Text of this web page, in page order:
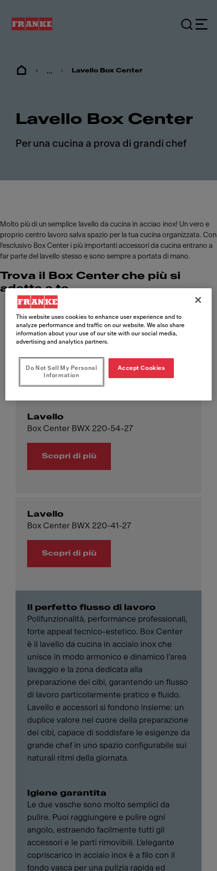
... Lavello Box Center
Lavello Box Center
Per una cucina a prova di grandi chef
Molto più di un semplice lavello da cucina in acciao inox! Un vero e
proprio centro lavoro salva spazio per la tua cucina organizzata. Con
l'esclusivo Box Center i più importanti accessori da cucina entrano a
far parte del lavello stesso e sono sempre a portata di mano.
Trova il Box Center che più si
adatta a te
Lavello
Box Center BWX 120-41-27
Scopri di più
Lavello
Box Center BWX 220-54-27
Scopri di più
Lavello
Box Center BWX 220-41-27
Scopri di più
Il perfetto flusso di lavoro
Polifunzionalità, performance professionali,
forte appeal tecnico-estetico. Box Center
è il lavello da cucina in acciaio inox che
unisce in modo armonico e dinamico l’area
lavaggio e la zona dedicata alla
preparazione dei cibi, garantendo un flusso
di lavoro particolarmente pratico e fluido.
Lavello e accessori si fondono insieme: un
duplice valore nel cuore della preparazione
dei cibi, capace di soddisfare le esigenze da
grande chef in uno spazio configurabile sui
naturali ritmi della giornata.
Igiene garantita
Le due vasche sono molto semplici da
pulire. Puoi raggiungere e pulire ogni
angolo, estraendo facilmente tutti gli
accessori e le parti rimovibili. L'elegante
copriscarico in acciaio inox è a filo con il
fondo vasca per una pulizia rapida ed
This website uses cookies to enhance user experience and to
analyze performance and traffic on our website. We also share
information about your use of our site with our social media,
advertising and analytics partners.
Do Not Sell My Personal
Information
Accept Cookies